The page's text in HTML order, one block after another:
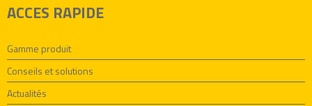
ACCES RAPIDE
Gamme produit
Conseils et solutions
Actualités